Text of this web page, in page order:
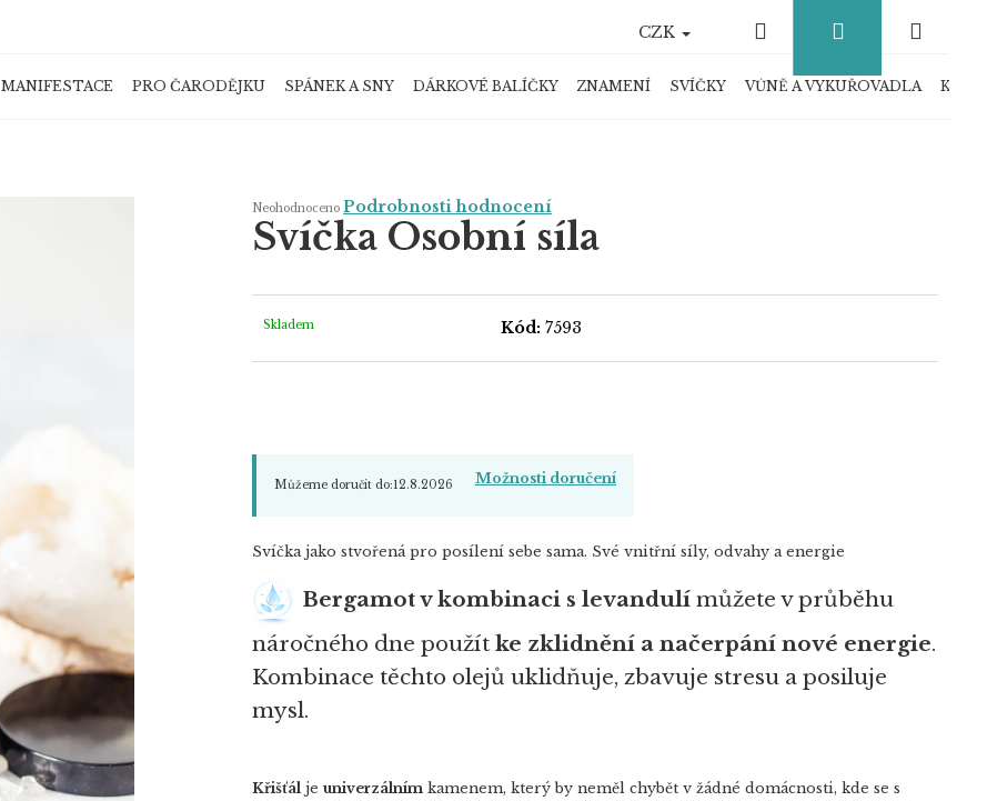
MANIFESTACE PRO ČARODĚJKU SPÁNEK A SNY DÁRKOVÉ BALÍČKY ZNAMENÍ SVÍČKY VŮNĚ A VYKUŘOVADLA
CZK Hledat Přihlášení
košík
Průměrné
hodnocení
produktu
je
Neohodnoceno Podrobnosti hodnocení
Svíčka Osobní síla
Skladem Kód: 7593
Můžeme doručit do:12.8.2026 Možnosti doručení
Svíčka jako stvořená pro posílení sebe sama. Své vnitřní síly, odvahy a energie
Bergamot v kombinaci s levandulí můžete v průběhu
náročného dne použít ke zklidnění a načerpání nové energie.
Kombinace těchto olejů uklidňuje, zbavuje stresu a posiluje
mysl.
Křišťál je univerzálním kamenem, který by neměl chybět v žádné domácnosti, kde se s
HLEDAT
Doporučujeme